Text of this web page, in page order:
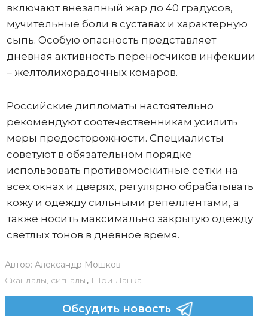
включают внезапный жар до 40 градусов,
мучительные боли в суставах и характерную
сыпь. Особую опасность представляет
дневная активность переносчиков инфекции
– желтолихорадочных комаров.
Российские дипломаты настоятельно
рекомендуют соотечественникам усилить
меры предосторожности. Специалисты
советуют в обязательном порядке
использовать противомоскитные сетки на
всех окнах и дверях, регулярно обрабатывать
кожу и одежду сильными репеллентами, а
также носить максимально закрытую одежду
светлых тонов в дневное время.
Автор: Александр Мошков
Скандалы, сигналы , Шри-Ланка
Обсудить новость